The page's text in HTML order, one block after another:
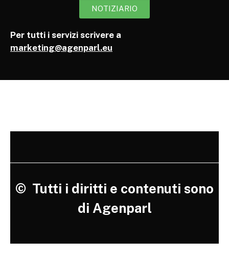
NOTIZIARIO
Per tutti i servizi scrivere a
marketing@agenparl.eu
© Tutti i diritti e contenuti sono
di Agenparl